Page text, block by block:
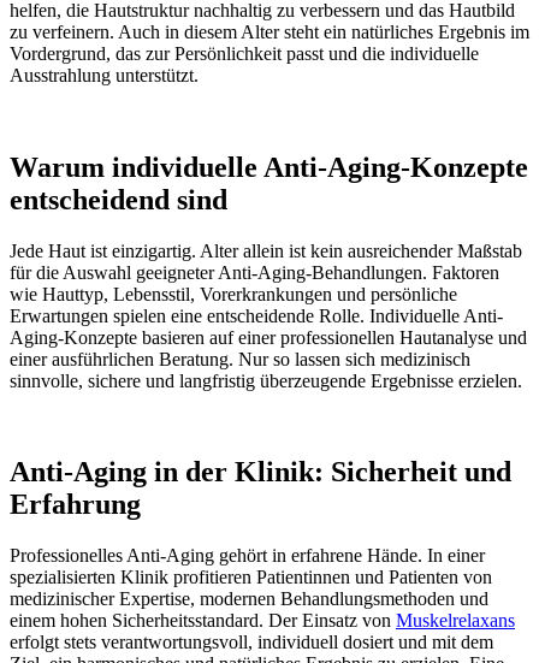
helfen, die Hautstruktur nachhaltig zu verbessern und das Hautbild
zu verfeinern. Auch in diesem Alter steht ein natürliches Ergebnis im
Vordergrund, das zur Persönlichkeit passt und die individuelle
Ausstrahlung unterstützt.
Warum individuelle Anti-Aging-Konzepte
entscheidend sind
Jede Haut ist einzigartig. Alter allein ist kein ausreichender Maßstab
für die Auswahl geeigneter Anti-Aging-Behandlungen. Faktoren
wie Hauttyp, Lebensstil, Vorerkrankungen und persönliche
Erwartungen spielen eine entscheidende Rolle. Individuelle Anti-
Aging-Konzepte basieren auf einer professionellen Hautanalyse und
einer ausführlichen Beratung. Nur so lassen sich medizinisch
sinnvolle, sichere und langfristig überzeugende Ergebnisse erzielen.
Anti-Aging in der Klinik: Sicherheit und
Erfahrung
Professionelles Anti-Aging gehört in erfahrene Hände. In einer
spezialisierten Klinik profitieren Patientinnen und Patienten von
medizinischer Expertise, modernen Behandlungsmethoden und
einem hohen Sicherheitsstandard. Der Einsatz von Muskelrelaxans
erfolgt stets verantwortungsvoll, individuell dosiert und mit dem